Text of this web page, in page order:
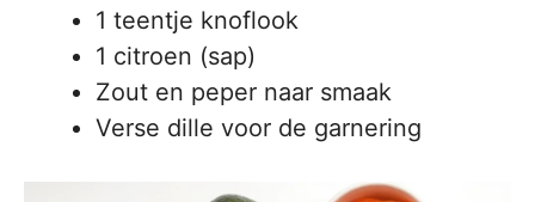
1 teentje knoflook
1 citroen (sap)
Zout en peper naar smaak
Verse dille voor de garnering